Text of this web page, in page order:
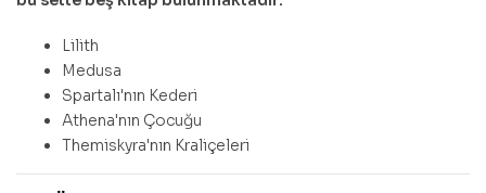
Lilith
Medusa
Spartalı'nın Kederi
Athena'nın Çocuğu
Themiskyra'nın Kraliçeleri